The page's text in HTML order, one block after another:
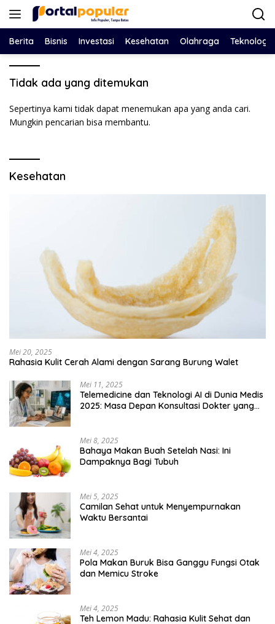
Langsung
Berita Bisnis Investasi Kesehatan Olahraga Teknologi
Tidak ada yang ditemukan
Sepertinya kami tidak dapat menemukan apa yang anda cari.
Mungkin pencarian bisa membantu.
Kesehatan
Mei 20, 2025
Rahasia Kulit Cerah Alami dengan Sarang Burung Walet
Mei 11, 2025
Telemedicine dan Teknologi AI di Dunia Medis
2025: Masa Depan Konsultasi Dokter yang
Mei 8, 2025
Bahaya Makan Buah Setelah Nasi: Ini
Dampaknya Bagi Tubuh
Mei 5, 2025
Camilan Sehat untuk Menyempurnakan
Waktu Bersantai
Mei 4, 2025
Pola Makan Buruk Bisa Ganggu Fungsi Otak
dan Memicu Stroke
Mei 4, 2025
Teh Lemon Madu: Rahasia Kulit Sehat dan